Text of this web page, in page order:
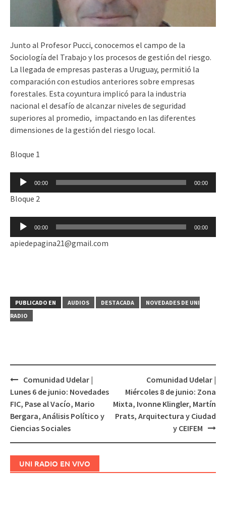
Junto al Profesor Pucci, conocemos el campo de la
Sociología del Trabajo y los procesos de gestión del riesgo.
La llegada de empresas pasteras a Uruguay, permitió la
comparación con estudios anteriores sobre empresas
forestales. Esta coyuntura implicó para la industria
nacional el desafío de alcanzar niveles de seguridad
superiores al promedio, impactando en las diferentes
dimensiones de la gestión del riesgo local.
Bloque 1
Reproductor
audio
00:00 00:00
Bloque 2
Reproductor
audio
00:00 00:00
apiedepagina21@gmail.com
PUBLICADO EN AUDIOS DESTACADA
NOVEDADES DE UNI
RADIO
Navegación
de
entradas
Comunidad Udelar |
Lunes 6 de junio: Novedades
FIC, Pase al Vacío, Mario
Bergara, Análisis Político y
Ciencias Sociales
Comunidad Udelar |
Miércoles 8 de junio: Zona
Mixta, Ivonne Klingler, Martín
Prats, Arquitectura y Ciudad
y CEIFEM
UNI RADIO EN VIVO